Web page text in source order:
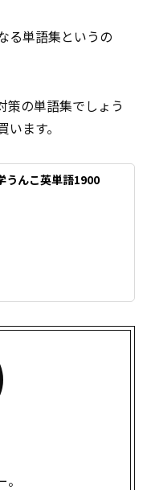
る単語集というの
策の単語集でしょう
ます。
うんこ英単語1900